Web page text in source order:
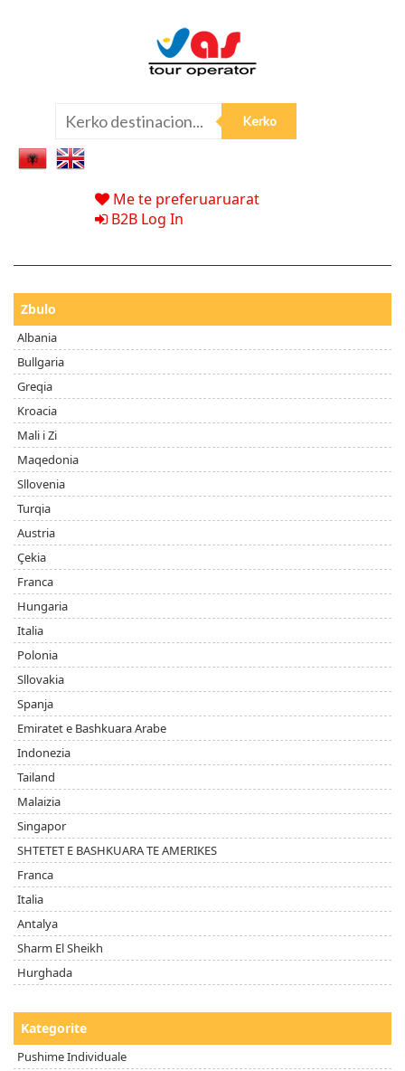
Me te preferuaruarat
B2B Log In
Zbulo
Albania
Bullgaria
Greqia
Kroacia
Mali i Zi
Maqedonia
Sllovenia
Turqia
Austria
Çekia
Franca
Hungaria
Italia
Polonia
Sllovakia
Spanja
Emiratet e Bashkuara Arabe
Indonezia
Tailand
Malaizia
Singapor
SHTETET E BASHKUARA TE AMERIKES
Franca
Italia
Antalya
Sharm El Sheikh
Hurghada
Kategorite
Pushime Individuale